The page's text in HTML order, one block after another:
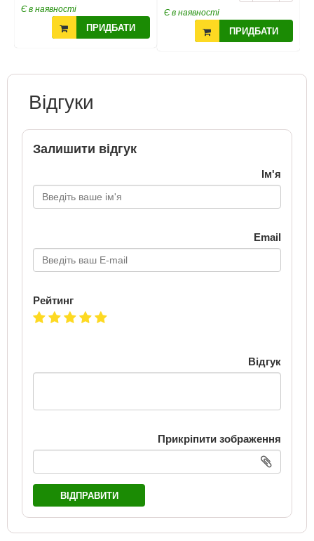
Є в наявності
ПРИДБАТИ
Є в наявності
ПРИДБАТИ
Відгуки
Залишити відгук
Ім'я
Email
Рейтинг
Відгук
Прикріпити зображення
ВІДПРАВИТИ